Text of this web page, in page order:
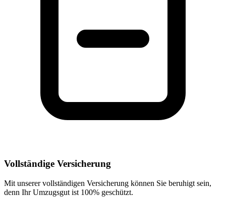
Vollständige Versicherung
Mit unserer vollständigen Versicherung können Sie beruhigt sein,
denn Ihr Umzugsgut ist 100% geschützt.